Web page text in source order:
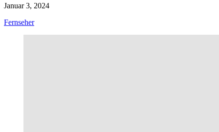
Posted
Januar 3, 2024
Categories
Fernseher